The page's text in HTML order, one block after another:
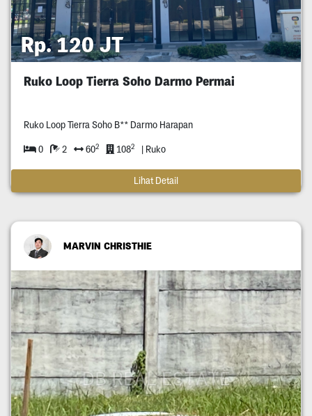
Rp. 120 JT
Ruko Loop Tierra Soho Darmo Permai
Ruko Loop Tierra Soho B** Darmo Harapan
0 2 602 1082 | Ruko
Lihat Detail
MARVIN CHRISTHIE